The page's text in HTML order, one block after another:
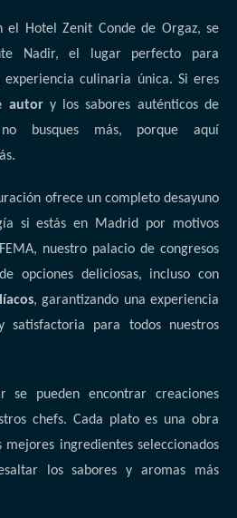
el Hotel Zenit Conde de Orgaz, se
Nadir, el lugar perfecto para
experiencia culinaria única. Si eres
autory los sabores auténticos de
no busques más, porque aquí
ofrece un completo desayuno
si estás en Madrid por motivos
nuestro palacio de congresos
opciones deliciosas, incluso con
, garantizando una experiencia
satisfactoria para todos nuestros
se pueden encontrar creaciones
chefs. Cada plato es una obra
ingredientes seleccionados
los sabores y aromas más